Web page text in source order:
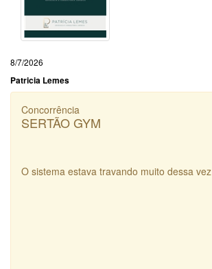
8/7/2026
Patricia Lemes
Concorrência
SERTÃO GYM
O sistema estava travando muito dessa vez